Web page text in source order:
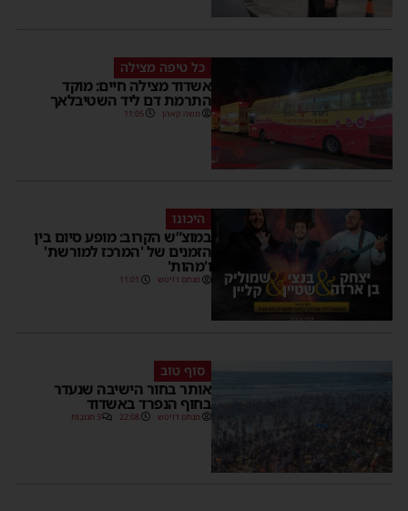
כל טיפה מצילה
אשדוד מצילה חיים: מוקד
התרמת דם ליד השטיבלאך
משה קאהן 11:05
היכונו
במוצ”ש הקרוב: מופע סיום בין
הזמנים של 'המרכז למורשת'
ו'מהות'
מנחם דויטש 11:01
סוף טוב
אותר בחור הישיבה שנעדר
בחוף הנפרד באשדוד
מנחם דויטש 22:08 3 תגובות